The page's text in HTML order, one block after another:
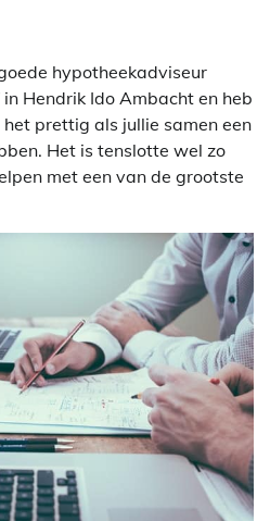
hypotheekadviseur
Hendrik Ido Ambacht en heb
prettig als jullie samen een
Het is tenslotte wel zo
met een van de grootste